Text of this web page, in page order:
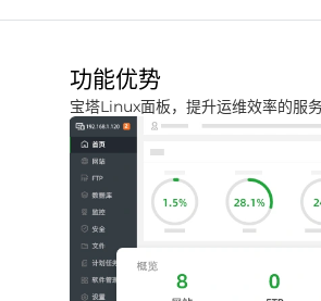
功能优势
宝塔Linux面板，提升运维效率的服